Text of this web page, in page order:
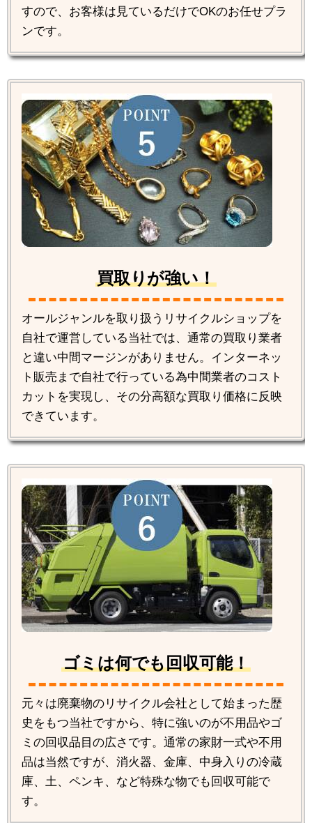
すので、お客様は見ているだけでOKのお任せプラ
ンです。
買取りが強い！
オールジャンルを取り扱うリサイクルショップを
自社で運営している当社では、通常の買取り業者
と違い中間マージンがありません。インターネッ
ト販売まで自社で行っている為中間業者のコスト
カットを実現し、その分高額な買取り価格に反映
できています。
ゴミは何でも回収可能！
元々は廃棄物のリサイクル会社として始まった歴
史をもつ当社ですから、特に強いのが不用品やゴ
ミの回収品目の広さです。通常の家財一式や不用
品は当然ですが、消火器、金庫、中身入りの冷蔵
庫、土、ペンキ、など特殊な物でも回収可能で
す。